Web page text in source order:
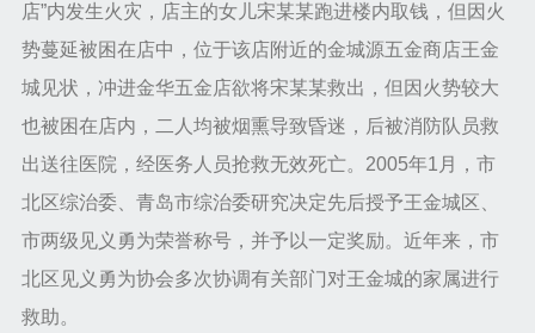
店”内发生火灾，店主的女儿宋某某跑进楼内取钱，但因火
势蔓延被困在店中，位于该店附近的金城源五金商店王金
城见状，冲进金华五金店欲将宋某某救出，但因火势较大
也被困在店内，二人均被烟熏导致昏迷，后被消防队员救
出送往医院，经医务人员抢救无效死亡。2005年1月，市
北区综治委、青岛市综治委研究决定先后授予王金城区、
市两级见义勇为荣誉称号，并予以一定奖励。近年来，市
北区见义勇为协会多次协调有关部门对王金城的家属进行
救助。